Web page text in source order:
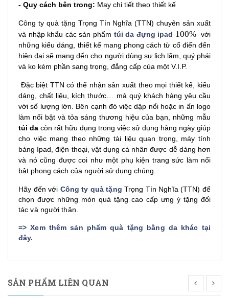
- Quy cách bên trong: May chi tiết theo thiết kế
Công ty quà tặng Trọng Tín Nghĩa (TTN) chuyên sản xuất
và nhập khẩu các sản phẩm túi da đựng ipad 100% với
những kiểu dáng, thiết kế mang phong cách từ cổ điển đến
hiện đại sẽ mang đến cho người dùng sự lịch lãm, quý phái
và ko kém phần sang trọng, đẳng cấp của một V.I.P.
Đặc biệt TTN có thể nhận sản xuất theo mọi thiết kế, kiểu
dáng, chất liệu, kích thước… mà quý khách hàng yêu cầu
với số lượng lớn. Bên cạnh đó việc dập nổi hoặc in ấn logo
làm nổi bật và tỏa sáng thương hiệu của bạn, những mẫu
túi da còn rất hữu dụng trong việc sử dụng hàng ngày giúp
cho việc mang theo những tài liệu quan trọng, máy tính
bảng Ipad, điện thoại, vật dụng cá nhân được dễ dàng hơn
và nó cũng được coi như một phụ kiện trang sức làm nổi
bật phong cách của người sử dụng chúng.
Hãy đến với Công ty quà tặng Trọng Tín Nghĩa (TTN) để
chọn được những món quà tặng cao cấp ưng ý tặng đối
tác và người thân.
=>Xem thêm sản phẩm quà tặng bằng da khác tại
đây.
SẢN PHẨM LIÊN QUAN